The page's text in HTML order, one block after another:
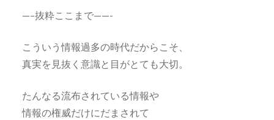
—–抜粋ここまで——-
こういう情報過多の時代だからこそ、
真実を見抜く意識と目がとても大切。
たんなる流布されている情報や
情報の権威だけにだまされて